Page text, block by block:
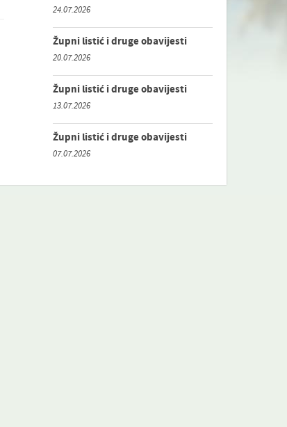
24.07.2026
Župni listić i druge obavijesti
20.07.2026
Župni listić i druge obavijesti
13.07.2026
Župni listić i druge obavijesti
07.07.2026